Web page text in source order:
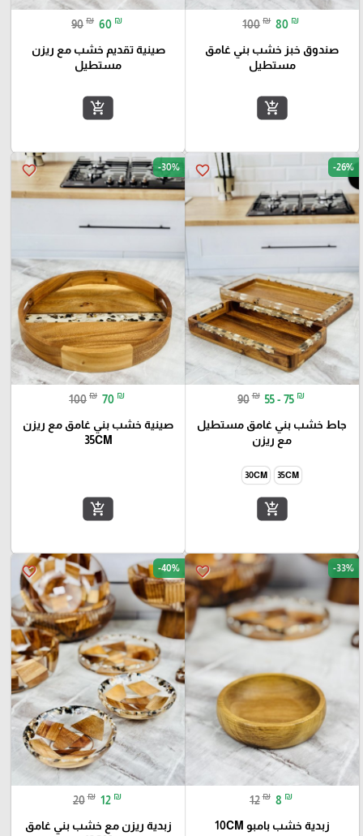
100 ₪ 80 ₪
صندوق خبز خشب بني غامق
مستطيل
add_shopping_cart
90 ₪ 60 ₪
صينية تقديم خشب مع ريزن
مستطيل
add_shopping_cart
favorite_border -26%
90 ₪ 55 - 75 ₪
جاط خشب بني غامق مستطيل
مع ريزن
35CM
30CM
add_shopping_cart
favorite_border -30%
100 ₪ 70 ₪
صينية خشب بني غامق مع ريزن
35CM
add_shopping_cart
favorite_border -33%
12 ₪ 8 ₪
زبدية خشب بامبو 10CM
favorite_border -40%
20 ₪ 12 ₪
زبدية ريزن مع خشب بني غامق